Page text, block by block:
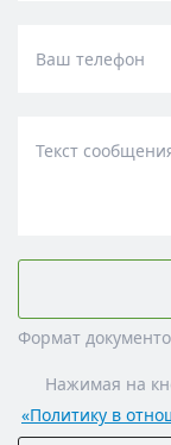
Ваш телефон
Текст
Формат
Нажимая на
«Политику в